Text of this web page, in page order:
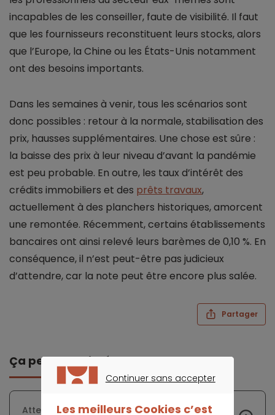
incapables de les conseiller, faute de visibilité. Il faut
que les fournisseurs reconstituent leurs stocks, alors
que l’Europe, la Chine ou les États-Unis notamment
ont des besoins importants.
Dans les semaines à venir, tous les scénarios sont
donc possibles : retour à la normale, stabilisation des
prix, hausses supplémentaires. Une chose est sûre :
la baisse des prix à leur niveau d’avant la pandémie
est peu probable. En outre, les taux d’intérêt des
crédits immobiliers et des prêts travaux,
actuellement à des planchers historiques, amorcent
une remontée. Récemment, certains établissements
bancaires ont ainsi relevé leurs barèmes de 0,10 %. En
conséquence, il n’est peut-être pas judicieux
d’attendre, car la note peut être encore plus salée.
Partager
Ça peut vous intéresser
Attention aux excès de l’été pour les porteurs
Continuer sans accepter
Les meilleurs Cookies c’est